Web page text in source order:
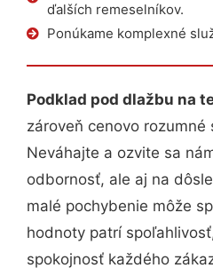
ďalších remeselníkov.
Ponúkame komplexné
Podklad pod dlažbu na
zároveň cenovo
Neváhajte a ozvite sa
odbornosť, ale aj na
malé pochybenie môže
hodnoty patrí
spokojnosť každého